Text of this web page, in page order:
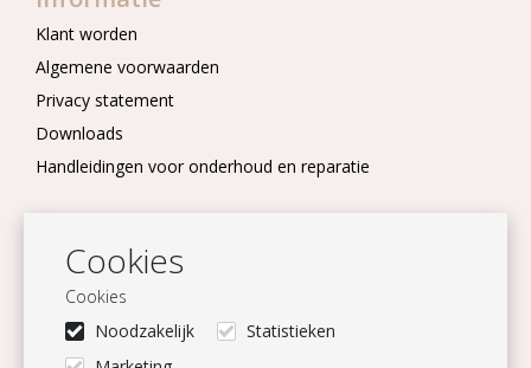
Cookies
Cookies
Noodzakelijk
Statistieken
Klant worden
Algemene voorwaarden
Privacy statement
Downloads
Handleidingen voor onderhoud en reparatie
Blijf op de hoogte
Volg ons